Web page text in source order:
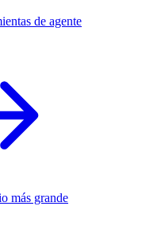
de agente
más grande